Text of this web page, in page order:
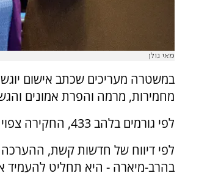
מאי גולן
במשטרה מעריכים שכתב אישום
מחמירות, מרמה והפרת אמונים
לפי גורמים בלהב 433, החקירה צפויה להימשך כמה חודשים נוספים לפני שתגיע לסיום.
לפי דיווח של חדשות קשת,
בהרב-מיארה - היא תחליט להעמיד